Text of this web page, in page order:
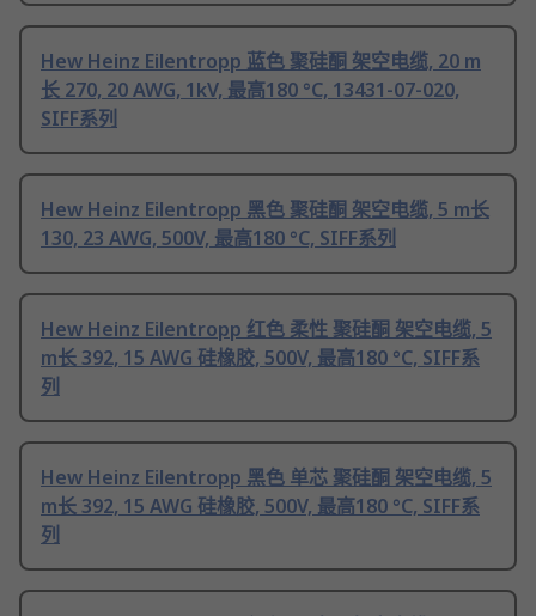
Hew Heinz Eilentropp 蓝色 聚硅酮 架空电缆, 20 m
长 270, 20 AWG, 1kV, 最高180 °C, 13431-07-020,
SIFF系列
Hew Heinz Eilentropp 黑色 聚硅酮 架空电缆, 5 m长
130, 23 AWG, 500V, 最高180 °C, SIFF系列
Hew Heinz Eilentropp 红色 柔性 聚硅酮 架空电缆, 5
m长 392, 15 AWG 硅橡胶, 500V, 最高180 °C, SIFF系
列
Hew Heinz Eilentropp 黑色 单芯 聚硅酮 架空电缆, 5
m长 392, 15 AWG 硅橡胶, 500V, 最高180 °C, SIFF系
列